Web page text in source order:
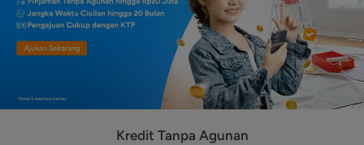
Kredit Tanpa Agunan